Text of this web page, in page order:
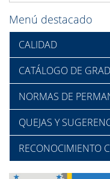
Menú destacado
CALIDAD
CATÁLOGO DE
NORMAS DE
QUEJAS Y
RECONOCIMIENTO